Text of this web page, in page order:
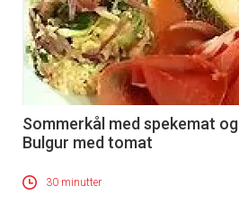
Sommerkål med spekemat og
Bulgur med tomat
30 minutter